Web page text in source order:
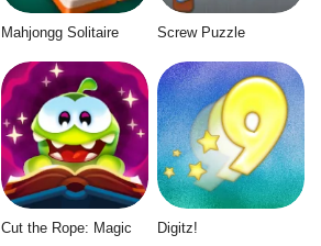
Mahjongg Solitaire Screw Puzzle
Cut the Rope: Magic Digitz!